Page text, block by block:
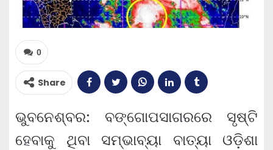
0
Share
ଭୁବନେଶ୍ବର: ବଙ୍ଗୋପସାଗରରେ ସୃଷ୍ଟି
ହେବାକୁ ଥିବା ସମ୍ଭାବ୍ୟା ବାତ୍ୟା ଓଡ଼ିଶା